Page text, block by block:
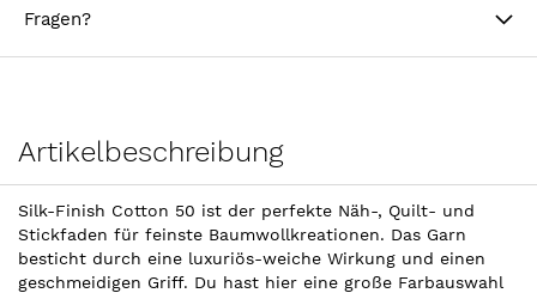
Fragen?
Artikelbeschreibung
Silk-Finish Cotton 50 ist der perfekte Näh-, Quilt- und
Stickfaden für feinste Baumwollkreationen. Das Garn
besticht durch eine luxuriös-weiche Wirkung und einen
geschmeidigen Griff. Du hast hier eine große Farbauswahl